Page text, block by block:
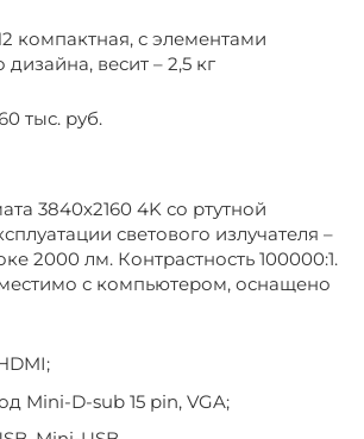
компактная, с элементами
весит – 2,5 кг
тыс. руб.
3840х2160 4K со ртутной
светового излучателя –
2000 лм. Контрастность 100000:1.
с компьютером, оснащено
Mini-D-sub 15 pin, VGA;